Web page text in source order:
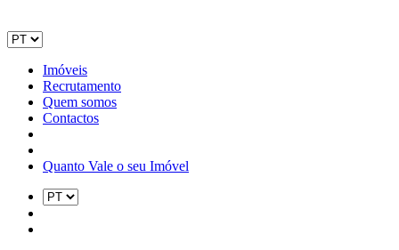
Imóveis
Recrutamento
Quem somos
Contactos
Quanto Vale o seu Imóvel